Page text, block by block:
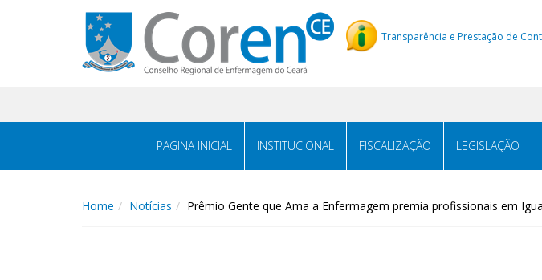
Transparência e Prestação de
PAGINA INICIAL INSTITUCIONAL FISCALIZAÇÃO LEGISLAÇÃO
Home Notícias Prêmio Gente que Ama a Enfermagem premia profissionais em